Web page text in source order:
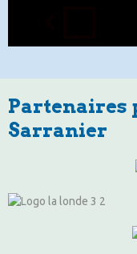
Partenaires
Sarranier